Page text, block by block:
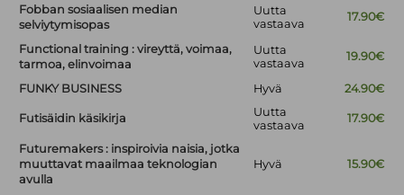
Fobban sosiaalisen median
selviytymisopas
Uutta
vastaava
17.90€
Functional training : vireyttä, voimaa,
tarmoa, elinvoimaa
Uutta
vastaava
19.90€
FUNKY BUSINESS Hyvä 24.90€
Futisäidin käsikirja
Uutta
vastaava
17.90€
Futuremakers : inspiroivia naisia, jotka
muuttavat maailmaa teknologian
avulla
Hyvä 15.90€